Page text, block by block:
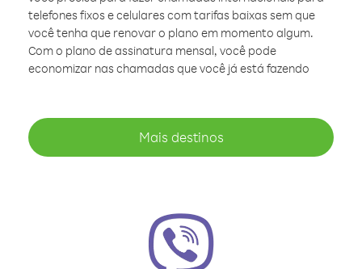
telefones fixos e celulares com tarifas baixas sem que
você tenha que renovar o plano em momento algum.
Com o plano de assinatura mensal, você pode
economizar nas chamadas que você já está fazendo
Mais destinos